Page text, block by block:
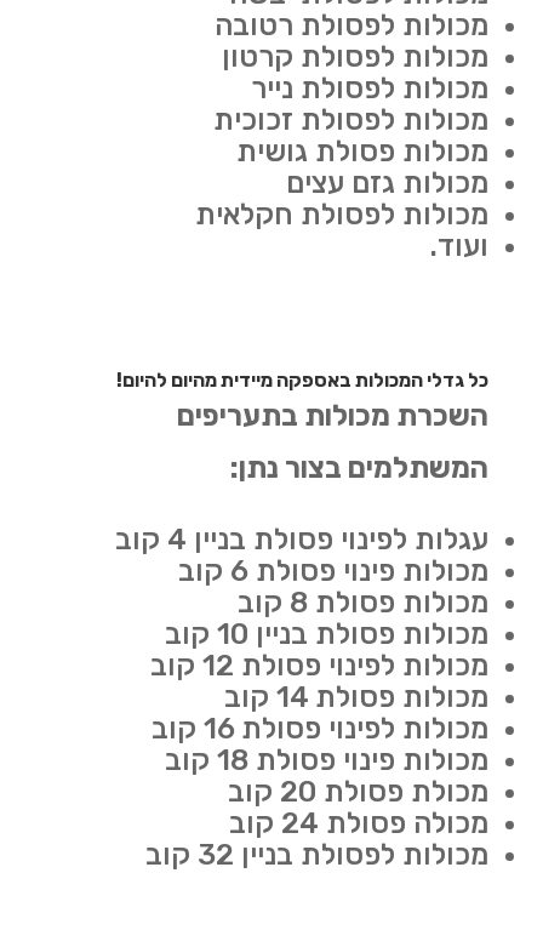
מכולות לפסולת רטובה
מכולות לפסולת קרטון
מכולות לפסולת נייר
מכולות לפסולת זכוכית
מכולות פסולת גושית
מכולות גזם עצים
מכולות לפסולת חקלאית
ועוד.
כל גדלי המכולות באספקה מיידית מהיום להיום!
השכרת מכולות בתעריפים
המשתלמים בצור נתן:
עגלות לפינוי פסולת בניין 4 קוב
מכולות פינוי פסולת 6 קוב
מכולות פסולת 8 קוב
מכולות פסולת בניין 10 קוב
מכולות לפינוי פסולת 12 קוב
מכולות פסולת 14 קוב
מכולות לפינוי פסולת 16 קוב
מכולות פינוי פסולת 18 קוב
מכולת פסולת 20 קוב
מכולה פסולת 24 קוב
מכולות לפסולת בניין 32 קוב